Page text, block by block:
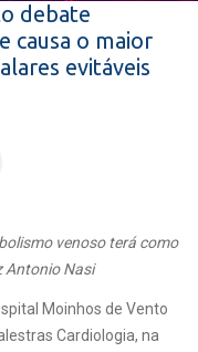
debate
causa o maior
evitáveis
venoso terá como
Antonio Nasi
Moinhos de Vento
Cardiologia, na